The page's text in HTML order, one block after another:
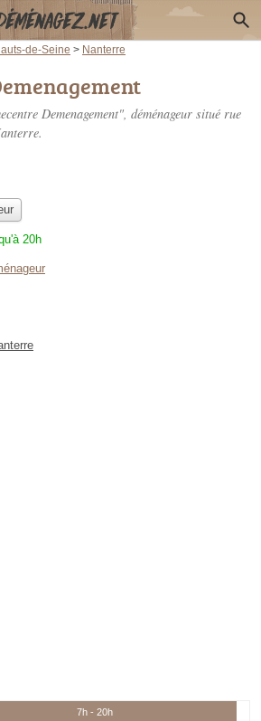
de-Seine > Nanterre
Demenagement", déménageur situé rue
20h
7h - 20h